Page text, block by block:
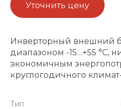
Уточнить цену
Инверторный внешний
диапазоном -15…+55 °C,
экономичным
круглогодичного
Тип